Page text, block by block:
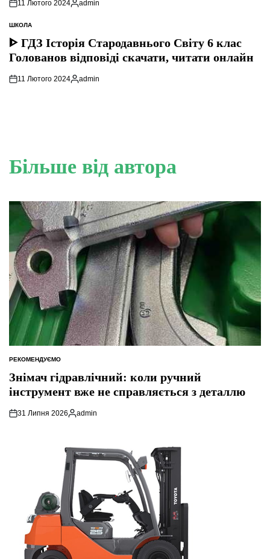
11 Лютого 2024
Опубліковано
admin
ОПУБЛІКУВАТИ
У
ШКОЛА
ᐈ ГДЗ Історія Стародавнього Свiту 6 клас
Голованов відповіді скачати, читати онлайн
11 Лютого 2024
Опубліковано
admin
Більше від автора
ОПУБЛІКУВАТИ
РЕКОМЕНДУЄМО
Знімач гідравлічний: коли ручний
інструмент вже не справляється з деталлю
31 Липня 2026
Опубліковано
admin